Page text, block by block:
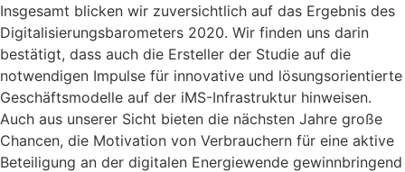
Insgesamt blicken wir zuversichtlich auf das Ergebnis des
Digitalisierungsbarometers 2020. Wir finden uns darin
bestätigt, dass auch die Ersteller der Studie auf die
notwendigen Impulse für innovative und lösungsorientierte
Geschäftsmodelle auf der iMS-Infrastruktur hinweisen.
Auch aus unserer Sicht bieten die nächsten Jahre große
Chancen, die Motivation von Verbrauchern für eine aktive
Beteiligung an der digitalen Energiewende gewinnbringend